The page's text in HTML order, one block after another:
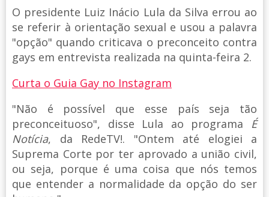
O presidente Luiz Inácio Lula da Silva errou ao
se referir à orientação sexual e usou a palavra
"opção" quando criticava o preconceito contra
gays em entrevista realizada na quinta-feira 2.
Curta o Guia Gay no Instagram
"Não é possível que esse país seja tão
preconceituoso", disse Lula ao programa É
Notícia, da RedeTV!. "Ontem até elogiei a
Suprema Corte por ter aprovado a união civil,
ou seja, porque é uma coisa que nós temos
que entender a normalidade da opção do ser